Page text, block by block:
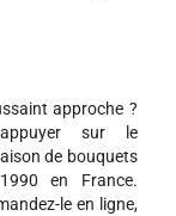
approche ?
sur le
de bouquets
en France.
le en ligne,